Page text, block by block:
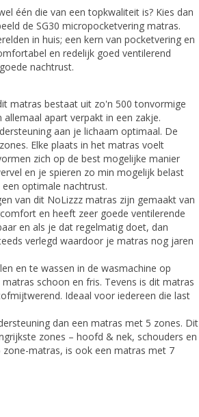
één die van een topkwaliteit is? Kies dan
de SG30 micropocketvering matras.
in huis; een kern van pocketvering en
en redelijk goed ventilerend
nachtrust.
matras bestaat uit zo'n 500 tonvormige
apart verpakt in een zakje.
aan je lichaam optimaal. De
Elke plaats in het matras voelt
zich op de best mogelijke manier
en je spieren zo min mogelijk belast
optimale nachtrust.
van dit NoLizzz matras zijn gemaakt van
en heeft zeer goede ventilerende
en als je dat regelmatig doet, dan
verlegd waardoor je matras nog jaren
en te wassen in de wasmachine op
schoon en fris. Tevens is dit matras
Ideaal voor iedereen die last
dan een matras met 5 zones. Dit
zones – hoofd & nek, schouders en
matras, is ook een matras met 7